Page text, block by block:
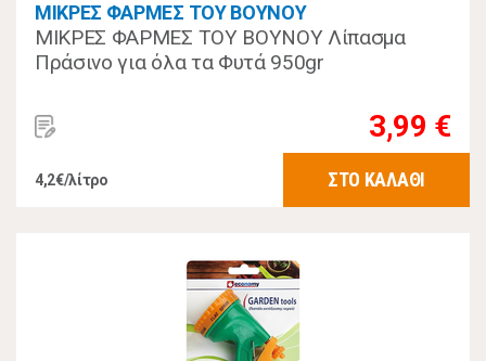
ΜΙΚΡΕΣ ΦΑΡΜΕΣ ΤΟΥ ΒΟΥΝΟΥ
ΜΙΚΡΕΣ ΦΑΡΜΕΣ ΤΟΥ ΒΟΥΝΟΥ Λίπασμα
Πράσινο για όλα τα Φυτά 950gr
3,99 €
4,2€/λίτρο ΣΤΟ ΚΑΛΑΘΙ